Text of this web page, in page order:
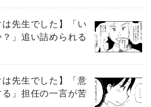
は先生でした】「い
」追い詰められる
は先生でした】「意
」担任の一言が苦